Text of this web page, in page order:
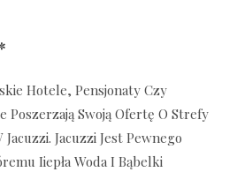
Hotele, Pensjonaty Czy
Poszerzają Swoją Ofertę O Strefy
Jacuzzi Jest Pewnego
Iiepła Woda I Bąbelki